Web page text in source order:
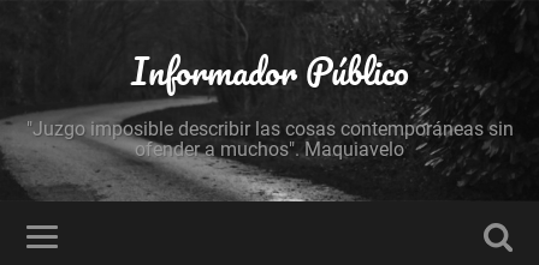
Informador Público
"Juzgo imposible describir las cosas contemporáneas sin
ofender a muchos". Maquiavelo